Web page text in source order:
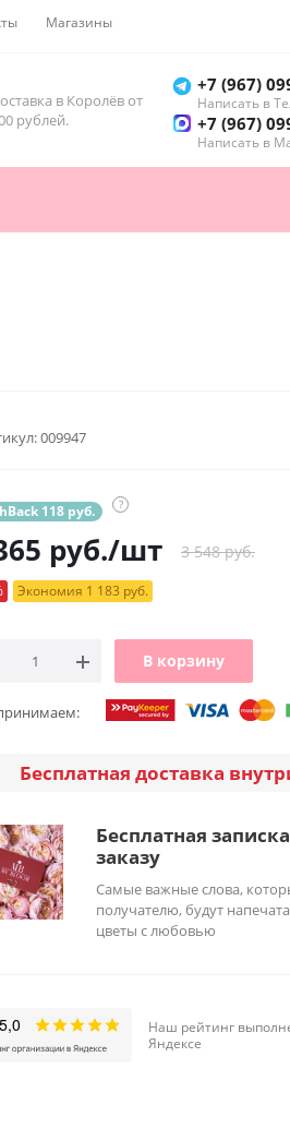
Магазины
в Королёв от
рублей.
+7 (967)
Написать в
+7 (967)
Написать в
009947
118 руб. ?
руб./шт 3 548 руб.
Экономия 1 183 руб.
В корзину
Бесплатная доставка
Бесплатная
заказу
Самые важные слова,
получателю, будут
цветы с любовью
Наш рейтинг
Яндексе